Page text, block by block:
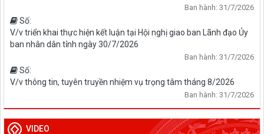
Ban hành: 31/7/2026
Số:
V/v triển khai thực hiện kết luận tại Hội nghị giao ban Lãnh đạo Ủy
ban nhân dân tỉnh ngày 30/7/2026
Ban hành: 31/7/2026
Số:
V/v thông tin, tuyên truyền nhiệm vụ trọng tâm tháng 8/2026
Ban hành: 31/7/2026
VIDEO